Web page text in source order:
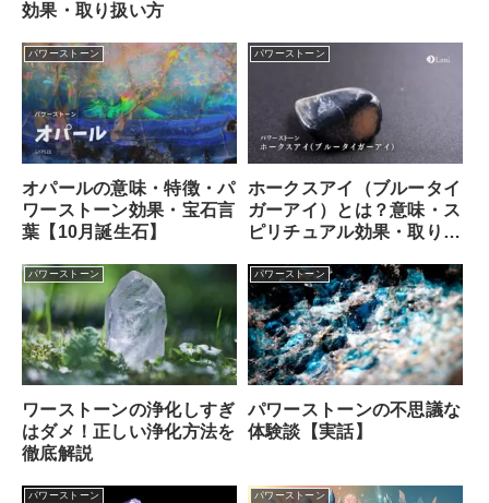
効果・取り扱い方
パワーストーン
オパールの意味・特徴・パ
ワーストーン効果・宝石言
葉【10月誕生石】
パワーストーン
ホークスアイ（ブルータイ
ガーアイ）とは？意味・ス
ピリチュアル効果・取り扱
パワーストーン
ワーストーンの浄化しすぎ
はダメ！正しい浄化方法を
徹底解説
パワーストーン
パワーストーンの不思議な
体験談【実話】
パワーストーン パワーストーン